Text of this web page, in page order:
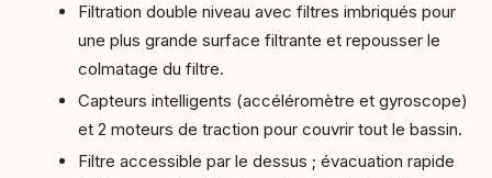
Filtration double niveau avec filtres imbriqués pour
une plus grande surface filtrante et repousser le
colmatage du filtre.
Capteurs intelligents (accéléromètre et gyroscope)
et 2 moteurs de traction pour couvrir tout le bassin.
Filtre accessible par le dessus ; évacuation rapide